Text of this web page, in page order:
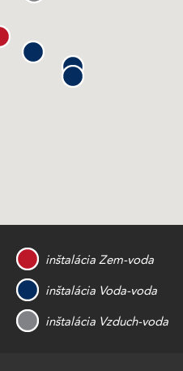
inštalácia Zem-voda
inštalácia Voda-voda
inštalácia Vzduch-voda